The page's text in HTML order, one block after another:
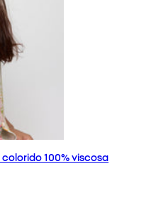
100% viscosa